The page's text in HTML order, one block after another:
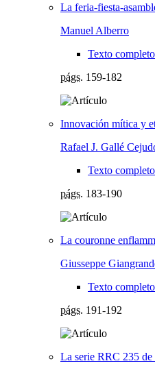
La feria-fiesta-
Manuel Alberro
Texto completo
págs. 159-182
Innovación mítica y
Rafael J. Gallé
Texto completo
págs. 183-190
La couronne
Giusseppe
Texto completo
págs. 191-192
La serie RRC 235 de